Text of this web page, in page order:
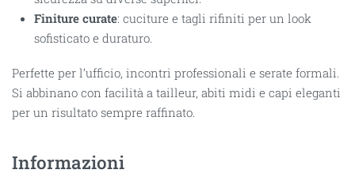
Finiture curate: cuciture e tagli rifiniti per un look
sofisticato e duraturo.
Perfette per l’ufficio, incontri professionali e serate formali.
Si abbinano con facilità a tailleur, abiti midi e capi eleganti
per un risultato sempre raffinato.
Informazioni